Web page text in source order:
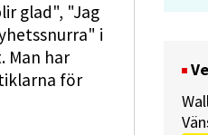
glad", "Jag
i
Man har
för